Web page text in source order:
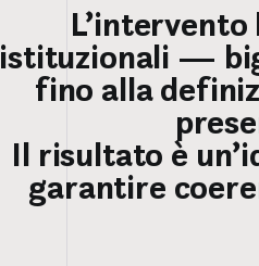
istituzionali —
fino alla
Il risultato è
garantire